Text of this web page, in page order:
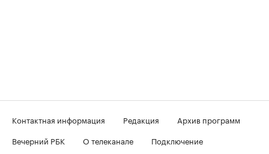
Контактная информация Редакция
Архив программ
Вечерний РБК
О телеканале
Подключение